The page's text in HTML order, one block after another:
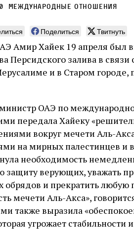
международные отношения
Поделиться Твитнуть
Амир Хайек 19 апреля был
Персидского залива в
и в Старом
ОАЭ по
передала Хайеку
вокруг мечети Аль-
на мирных палестинцев и
необходимость
защиту верующих, уважать
обрядов и прекратить
мечети Аль-Акса»,
также выразила
угрожает стабильности
человек,
естественных
к каббале?
Дельмедиго к каббале,
провести параллели
мистикой, неоплатонизмом
воспринимать в
относительно
метафизики и
и анализировать
философские точки зрения
кабинет историка
ли дело
часть
еврейской
Бунде, в
Хавин